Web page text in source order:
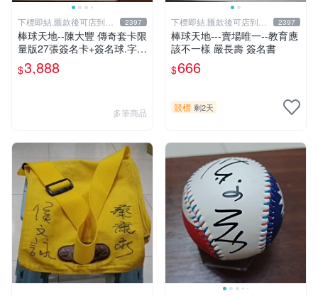
下標即結.匯款後可店到店
關於我
2397
棒球天地--陳大豐 傳奇套卡限
量版27張簽名卡+簽名球.字跡
漂亮超稀少
$3,888
多筆商品
下標即結.匯款後可店到店
關於我
2397
棒球天地---賣場唯一--教育應
該不一樣 嚴長壽 簽名書
$666
競標 剩2天